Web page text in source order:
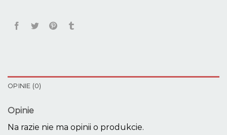
OPINIE (0)
Opinie
Na razie nie ma opinii o produkcie.